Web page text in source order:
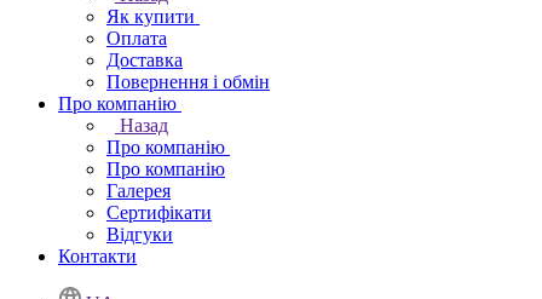
Як купити
Оплата
Доставка
Повернення і обмін
Про компанію
Назад
Про компанію
Про компанію
Галерея
Сертифікати
Відгуки
Контакти